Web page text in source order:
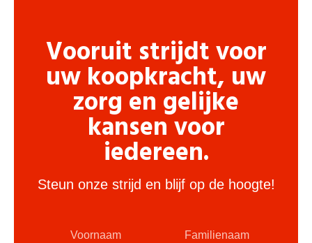
Vooruit strijdt voor
uw koopkracht, uw
zorg en gelijke
kansen voor
iedereen.
Steun onze strijd en blijf op de hoogte!